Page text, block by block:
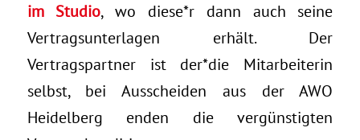
im Studio, wo diese*r dann auch seine
Vertragsunterlagen erhält. Der
Vertragspartner ist der*die Mitarbeiterin
selbst, bei Ausscheiden aus der AWO
Heidelberg enden die vergünstigten